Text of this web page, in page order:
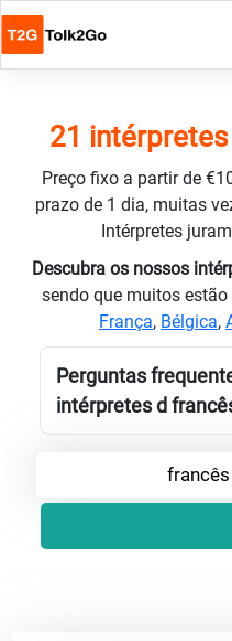
21
Preço fixo a partir de
prazo de 1 dia, muitas
Intérpretes
Descubra os nossos
sendo que muitos
França, Bélgica,
Perguntas
intérpretes d